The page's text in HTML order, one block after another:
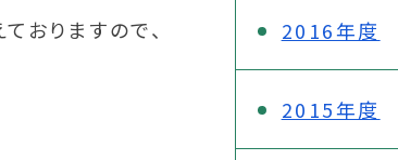
おりますので、
2016年度
2015年度